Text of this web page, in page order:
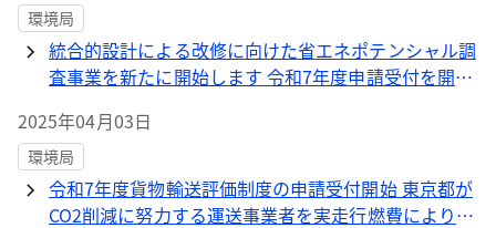
環境局
統合的設計による改修に向けた省エネポテンシャル調
査事業を新たに開始します 令和7年度申請受付を開始
2025年04月03日
環境局
令和7年度貨物輸送評価制度の申請受付開始 東京都が
CO2削減に努力する運送事業者を実走行燃費により評